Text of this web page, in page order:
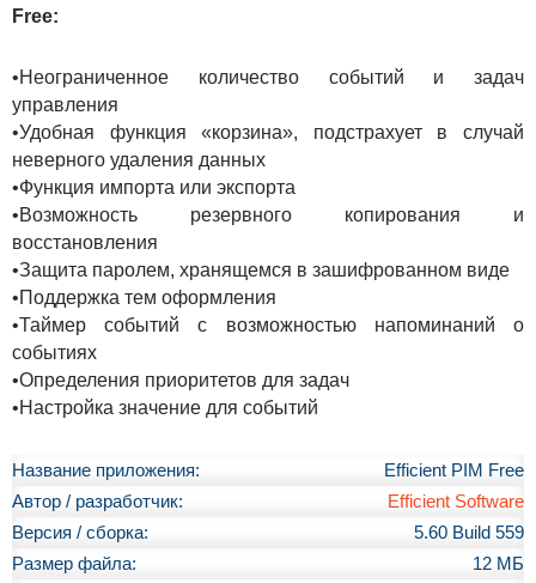
Free:
•Неограниченное количество событий и задач
управления
•Удобная функция «корзина», подстрахует в случай
неверного удаления данных
•Функция импорта или экспорта
•Возможность резервного копирования и
восстановления
•Защита паролем, хранящемся в зашифрованном виде
•Поддержка тем оформления
•Таймер событий с возможностью напоминаний о
событиях
•Определения приоритетов для задач
•Настройка значение для событий
Название приложения:
Efficient PIM Free
Автор / разработчик:
Efficient Software
Версия / сборка:
5.60 Build 559
Размер файла:
12 МБ